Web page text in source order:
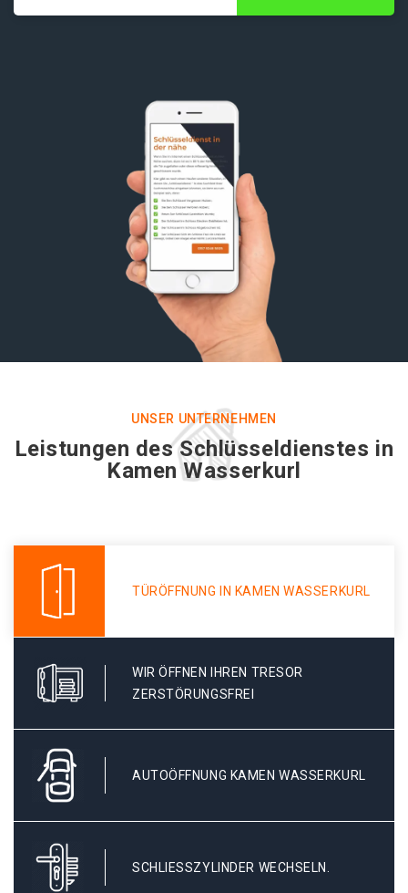
UNSER UNTERNEHMEN
Leistungen des Schlüsseldienstes in
Kamen Wasserkurl
TÜRÖFFNUNG IN KAMEN WASSERKURL
WIR ÖFFNEN IHREN TRESOR
ZERSTÖRUNGSFREI
AUTOÖFFNUNG KAMEN WASSERKURL
SCHLIESSZYLINDER WECHSELN.